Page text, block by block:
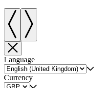
Language
Currency